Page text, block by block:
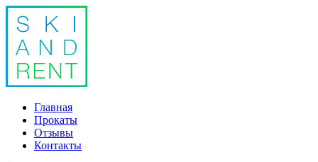
Главная
Прокаты
Отзывы
Контакты